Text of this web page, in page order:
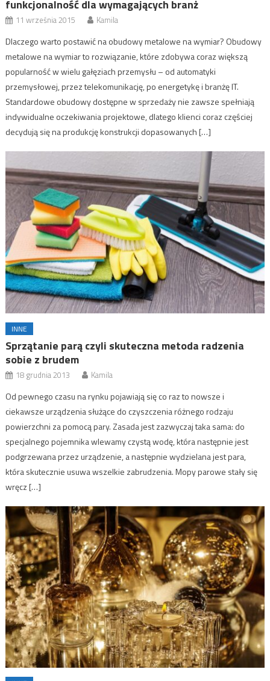
funkcjonalność dla wymagających branż
11 września 2015 Kamila
Dlaczego warto postawić na obudowy metalowe na wymiar? Obudowy
metalowe na wymiar to rozwiązanie, które zdobywa coraz większą
popularność w wielu gałęziach przemysłu – od automatyki
przemysłowej, przez telekomunikację, po energetykę i branżę IT.
Standardowe obudowy dostępne w sprzedaży nie zawsze spełniają
indywidualne oczekiwania projektowe, dlatego klienci coraz częściej
decydują się na produkcję konstrukcji dopasowanych […]
INNE
Sprzątanie parą czyli skuteczna metoda radzenia
sobie z brudem
18 grudnia 2013 Kamila
Od pewnego czasu na rynku pojawiają się co raz to nowsze i
ciekawsze urządzenia służące do czyszczenia różnego rodzaju
powierzchni za pomocą pary. Zasada jest zazwyczaj taka sama: do
specjalnego pojemnika wlewamy czystą wodę, która następnie jest
podgrzewana przez urządzenie, a następnie wydzielana jest para,
która skutecznie usuwa wszelkie zabrudzenia. Mopy parowe stały się
wręcz […]